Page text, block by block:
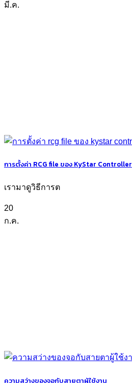
มี.ค.
การตั้งค่า RCG file ของ KyStar Controller
เรามาดูวิธีการต
20
ก.ค.
ความสว่างของจอกับสายตาผู้ใช้งาน